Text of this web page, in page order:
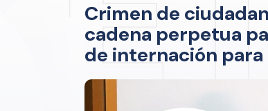
Crimen de
cadena perpetua
de internación